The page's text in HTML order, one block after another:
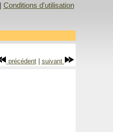
Conditions d'utilisation
précédent| suivant